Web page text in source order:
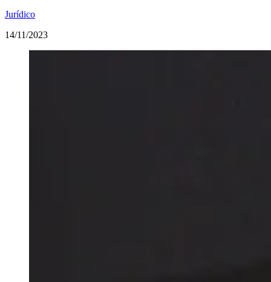
Jurídico
14/11/2023